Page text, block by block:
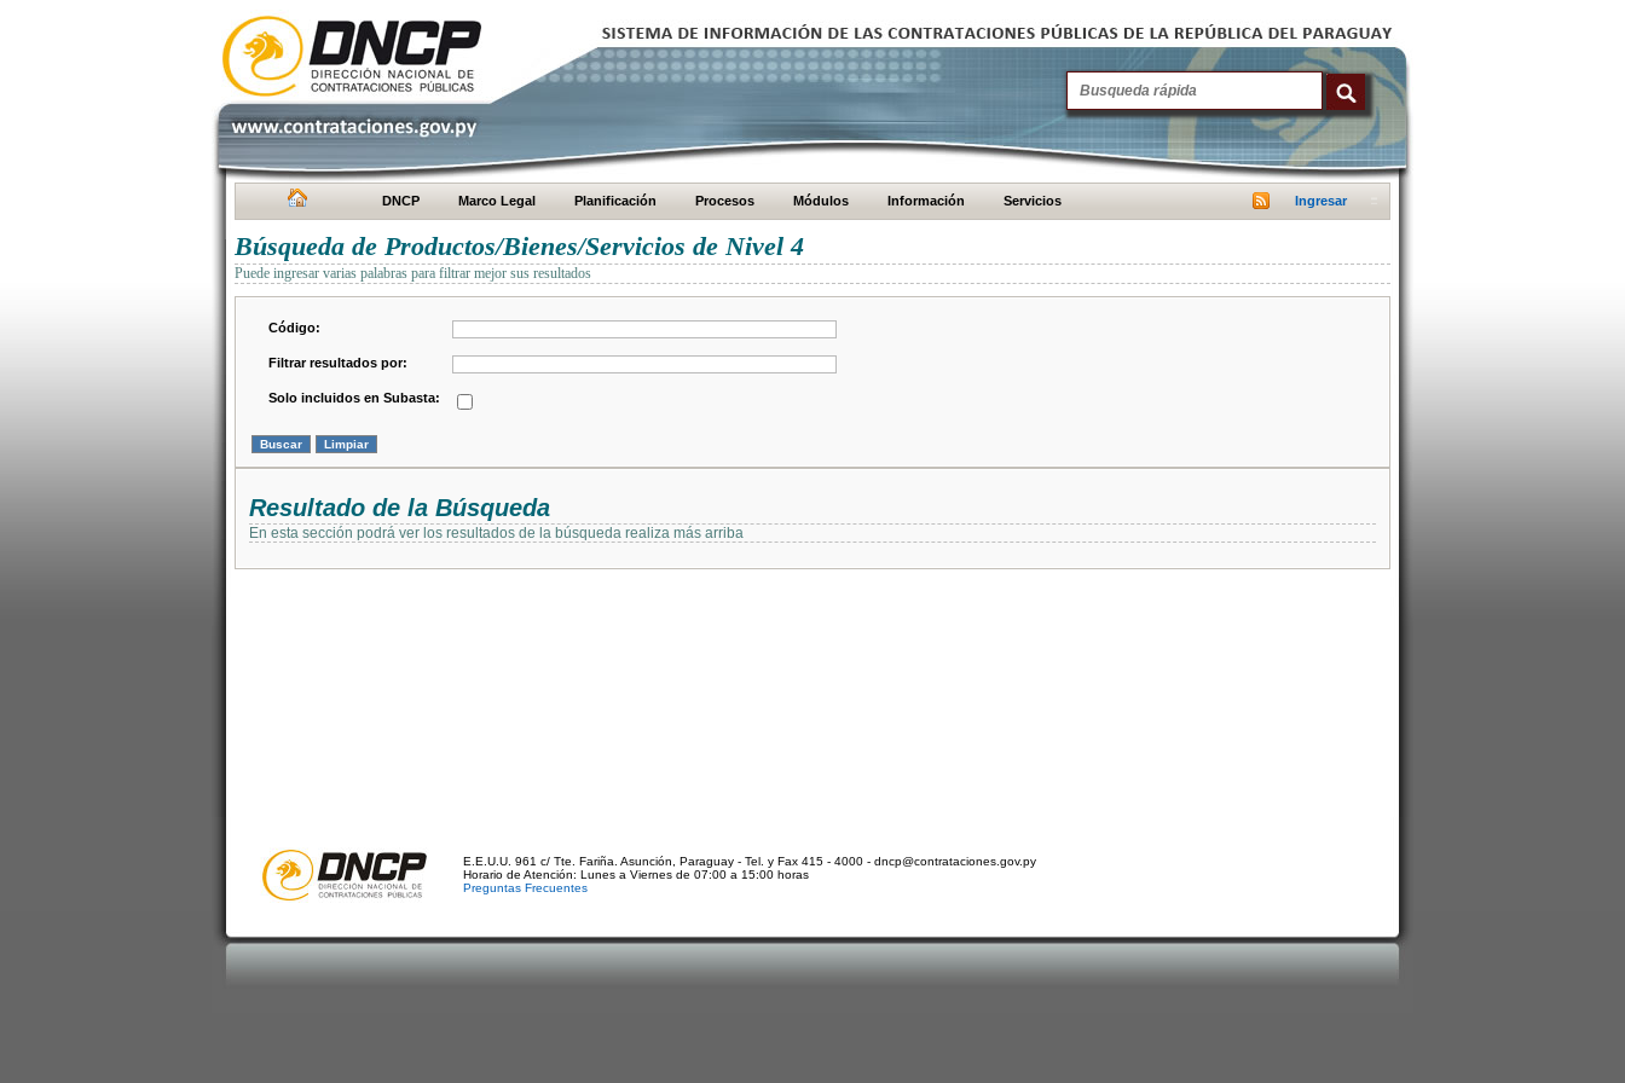
DNCP Marco Legal Planificación Procesos Módulos Información Servicios Ingresar
Búsqueda de Productos/Bienes/Servicios de Nivel 4
Puede ingresar varias palabras para filtrar mejor sus resultados
Código:
Filtrar resultados por:
Solo incluidos en Subasta:
Resultado de la Búsqueda
En esta sección podrá ver los resultados de la búsqueda realiza más arriba
E.E.U.U. 961 c/ Tte. Fariña. Asunción, Paraguay - Tel. y Fax 415 - 4000 - dncp@contrataciones.gov.py
Horario de Atención: Lunes a Viernes de 07:00 a 15:00 horas
Preguntas Frecuentes